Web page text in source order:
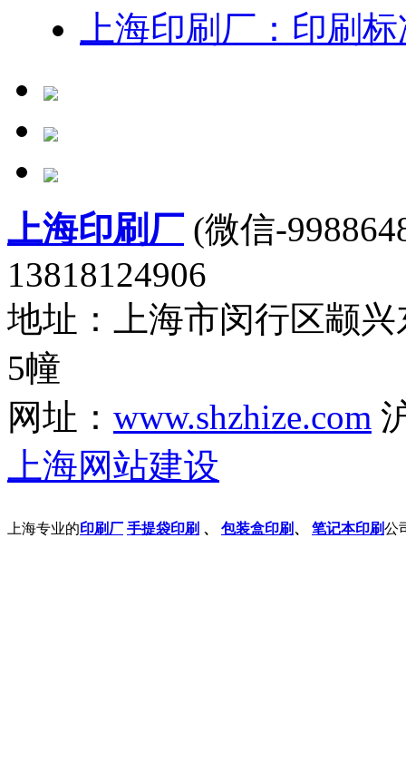
上海印刷厂：印刷
上海印刷厂 (微信-
13818124906
地址：上海市闵行区颛
5幢
网址： www.shzhize.com
上海网站建设
上海专业的印刷厂 手提袋印刷 、 包装盒印刷 、 笔记本印刷公